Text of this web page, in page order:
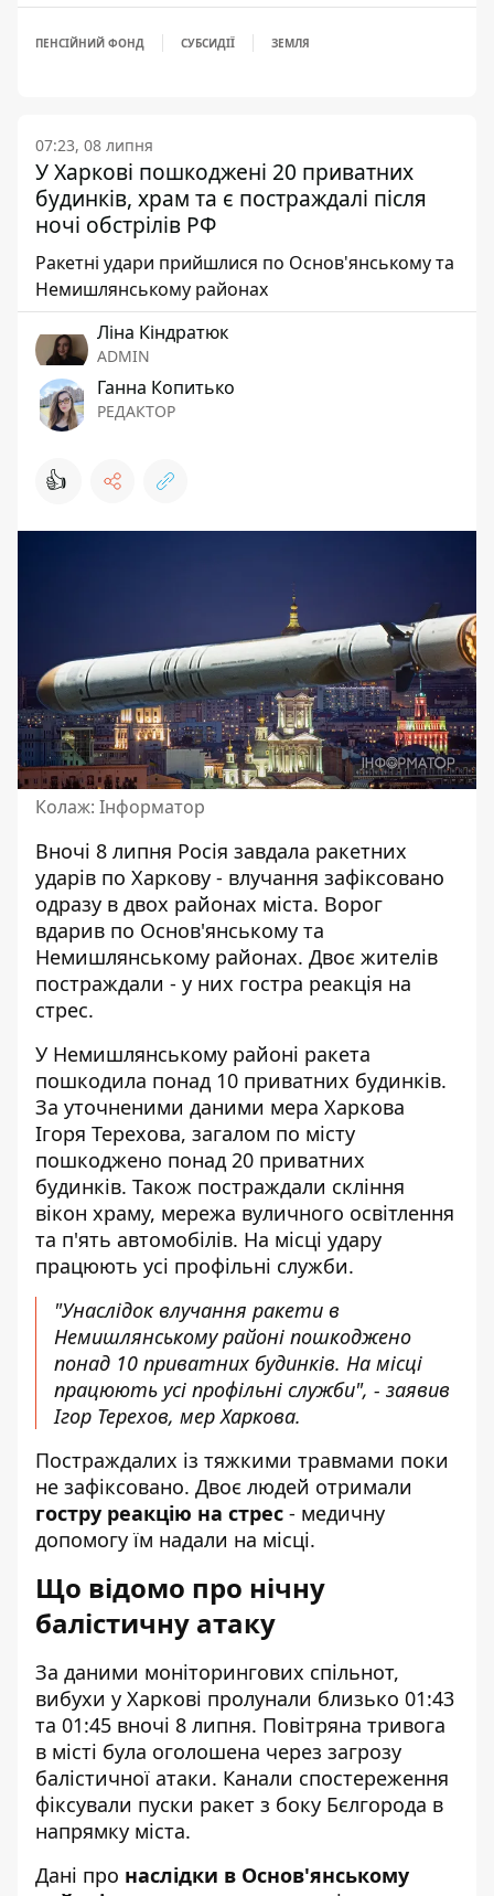
ПЕНСІЙНИЙ ФОНД СУБСИДІЇ ЗЕМЛЯ
07:23, 08 липня
У Харкові пошкоджені 20 приватних
будинків, храм та є постраждалі після
ночі обстрілів РФ
Ракетні удари прийшлися по Основ'янському та
Немишлянському районах
Ліна Кіндратюк
ADMIN
Ганна Копитько
РЕДАКТОР
👍
Колаж: Інформатор
Вночі 8 липня Росія завдала ракетних
ударів по Харкову - влучання зафіксовано
одразу в двох районах міста. Ворог
вдарив по Основ'янському та
Немишлянському районах. Двоє жителів
постраждали - у них гостра реакція на
стрес.
У Немишлянському районі ракета
пошкодила понад 10 приватних будинків.
За уточненими даними мера Харкова
Ігоря Терехова, загалом по місту
пошкоджено понад 20 приватних
будинків. Також постраждали скління
вікон храму, мережа вуличного освітлення
та п'ять автомобілів. На місці удару
працюють усі профільні служби.
"Унаслідок влучання ракети в
Немишлянському районі пошкоджено
понад 10 приватних будинків. На місці
працюють усі профільні служби", - заявив
Ігор Терехов, мер Харкова.
Постраждалих із тяжкими травмами поки
не зафіксовано. Двоє людей отримали
гостру реакцію на стрес - медичну
допомогу їм надали на місці.
Що відомо про нічну
балістичну атаку
За даними моніторингових спільнот,
вибухи у Харкові пролунали близько 01:43
та 01:45 вночі 8 липня. Повітряна тривога
в місті була оголошена через загрозу
балістичної атаки. Канали спостереження
фіксували пуски ракет з боку Бєлгорода в
напрямку міста.
Дані про наслідки в Основ'янському